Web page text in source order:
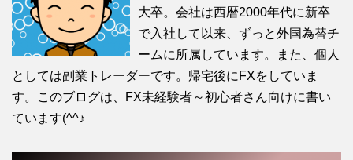
大卒。会社は西暦2000年代に新卒
で入社して以来、ずっと外国為替チ
ームに所属しています。また、個人
としては副業トレーダーです。帰宅後にFXをしていま
す。このブログは、FX未経験者～初心者さん向けに書い
ています(^^♪